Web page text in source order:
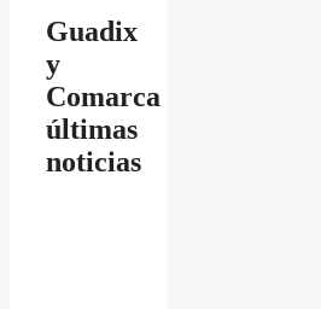
Guadix
y
Comarca
últimas
noticias